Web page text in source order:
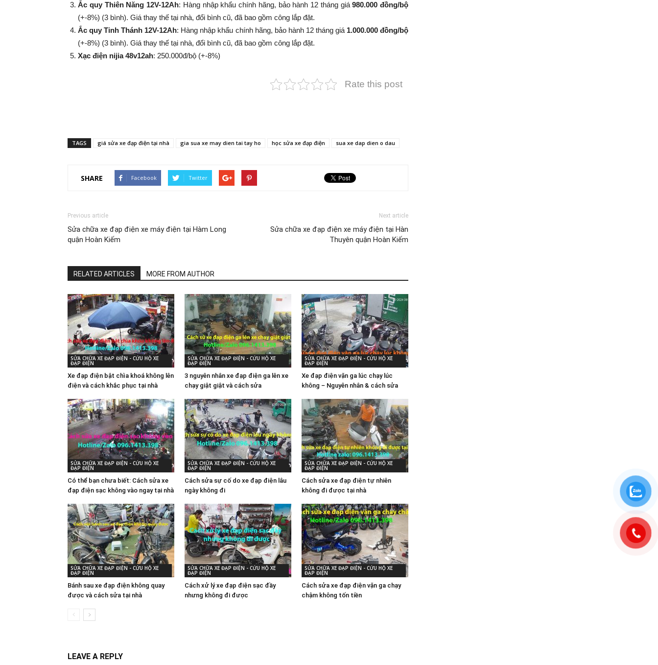
Ắc quy Thiên Năng 12V-12Ah: Hàng nhập khẩu chính hãng, bảo hành 12 tháng giá980.000 đồng/bộ
(+-8%​​​​​​​) (3 bình). Giá thay thế tại nhà, đổi bình cũ, đã bao gồm công lắp đặt.
Ắc quy Tinh Thánh 12V-12Ah: Hàng nhập khẩu chính hãng, bảo hành 12 tháng giá 1.000.000 đồng/bộ
(+-8%​​​​​​​) (3 bình). Giá thay thế tại nhà, đổi bình cũ, đã bao gồm công lắp đặt.
Xạc điện nijia 48v12ah: 250.000đ/bộ (+-8%​​​​​​​)
Rate this post
TAGS giá sửa xe đạp điện tại nhà gia sua xe may dien tai tay ho học sửa xe đạp điện sua xe dap dien o dau
SHARE Facebook Twitter
Previous article
Sửa chữa xe đạp điện xe máy điện tại Hàm Long
quận Hoàn Kiếm
Next article
Sửa chữa xe đạp điện xe máy điện tại Hàn
Thuyên quận Hoàn Kiếm
RELATED ARTICLES MORE FROM AUTHOR
SỬA CHỮA XE ĐẠP ĐIỆN - CỨU HỘ XE
ĐẠP ĐIỆN
Xe đạp điện bật chìa khoá không lên
điện và cách khắc phục tại nhà
SỬA CHỮA XE ĐẠP ĐIỆN - CỨU HỘ XE
ĐẠP ĐIỆN
3 nguyên nhân xe đạp điện ga lên xe
chạy giật giật và cách sửa
SỬA CHỮA XE ĐẠP ĐIỆN - CỨU HỘ XE
ĐẠP ĐIỆN
Xe đạp điện vặn ga lúc chạy lúc
không – Nguyên nhân & cách sửa
SỬA CHỮA XE ĐẠP ĐIỆN - CỨU HỘ XE
ĐẠP ĐIỆN
Có thể bạn chưa biết: Cách sửa xe
đạp điện sạc không vào ngay tại nhà
SỬA CHỮA XE ĐẠP ĐIỆN - CỨU HỘ XE
ĐẠP ĐIỆN
Cách sửa sự cố do xe đạp điện lâu
ngày không đi
SỬA CHỮA XE ĐẠP ĐIỆN - CỨU HỘ XE
ĐẠP ĐIỆN
Cách sửa xe đạp điện tự nhiên
không đi được tại nhà
SỬA CHỮA XE ĐẠP ĐIỆN - CỨU HỘ XE
ĐẠP ĐIỆN
Bánh sau xe đạp điện không quay
được và cách sửa tại nhà
SỬA CHỮA XE ĐẠP ĐIỆN - CỨU HỘ XE
ĐẠP ĐIỆN
Cách xử lý xe đạp điện sạc đầy
nhưng không đi được
SỬA CHỮA XE ĐẠP ĐIỆN - CỨU HỘ XE
ĐẠP ĐIỆN
Cách sửa xe đạp điện vặn ga chạy
chậm không tốn tiền
LEAVE A REPLY